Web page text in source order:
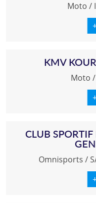
Moto /
KMV
Moto /
CLUB
Omnisports /